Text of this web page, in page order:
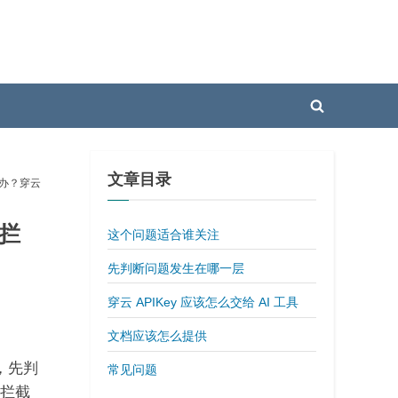
Toggle
？穿云
先判
截
文章目录
这个问题适合谁关注
先判断问题发生在哪一层
穿云 APIKey 应该怎么交给 AI 工具
文档应该怎么提供
常见问题